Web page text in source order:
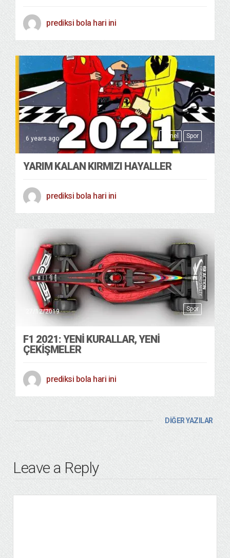
prediksi bola hari ini
Genel Spor
6 years ago
YARIM KALAN KIRMIZI HAYALLER
prediksi bola hari ini
Spor
27/12/2019
F1 2021: YENI KURALLAR, YENI
ÇEKIŞMELER
prediksi bola hari ini
DİĞER YAZILAR
Leave a Reply